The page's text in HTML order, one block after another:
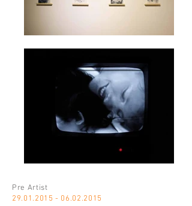
Pre Artist
29.01.2015 - 06.02.2015